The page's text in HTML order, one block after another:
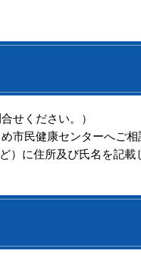
せください。）
市民健康センターへご相
）に住所及び氏名を記載